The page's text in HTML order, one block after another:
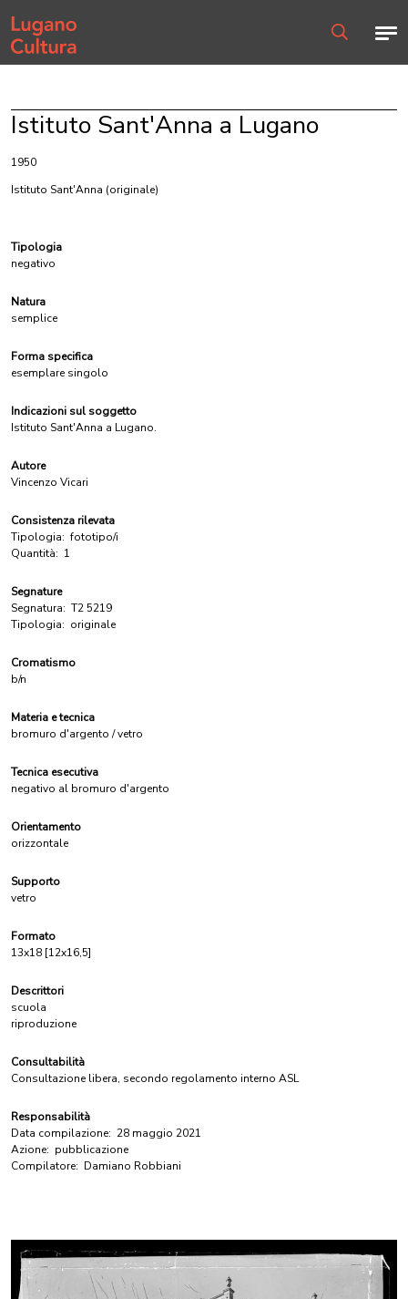
Home page
Istituto Sant'Anna a Lugano
1950
Istituto Sant'Anna (originale)
Tipologia
negativo
Natura
semplice
Forma specifica
esemplare singolo
Indicazioni sul soggetto
Istituto Sant'Anna a Lugano.
Autore
Vincenzo Vicari
Consistenza rilevata
Tipologia: fototipo/i
Quantità: 1
Segnature
Segnatura: T2 5219
Tipologia: originale
Cromatismo
b/n
Materia e tecnica
bromuro d'argento / vetro
Tecnica esecutiva
negativo al bromuro d'argento
Orientamento
orizzontale
Supporto
vetro
Formato
13x18 [12x16,5]
Descrittori
scuola
riproduzione
Consultabilità
Consultazione libera, secondo regolamento interno ASL
Responsabilità
Data compilazione: 28 maggio 2021
Azione: pubblicazione
Compilatore: Damiano Robbiani